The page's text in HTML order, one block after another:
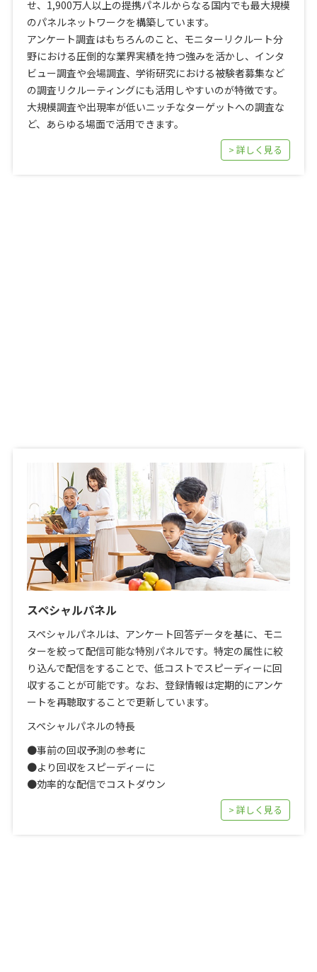
せ、1,900万人以上の提携パネルからなる国内でも最大規模
のパネルネットワークを構築しています。
アンケート調査はもちろんのこと、モニターリクルート分
野における圧倒的な業界実績を持つ強みを活かし、インタ
ビュー調査や会場調査、学術研究における被験者募集など
の調査リクルーティングにも活用しやすいのが特徴です。
大規模調査や出現率が低いニッチなターゲットへの調査な
ど、あらゆる場面で活用できます。
> 詳しく見る
スペシャルパネル
スペシャルパネルは、アンケート回答データを基に、モニ
ターを絞って配信可能な特別パネルです。特定の属性に絞
り込んで配信をすることで、低コストでスピーディーに回
収することが可能です。なお、登録情報は定期的にアンケ
ートを再聴取することで更新しています。
スペシャルパネルの特長
●事前の回収予測の参考に
●より回収をスピーディーに
●効率的な配信でコストダウン
> 詳しく見る